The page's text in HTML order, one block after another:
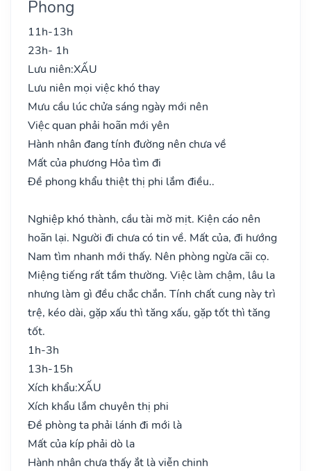
Phong
11h-13h
23h- 1h
Lưu niên:XẤU
Lưu niên mọi việc khó thay
Mưu cầu lúc chửa sáng ngày mới nên
Việc quan phải hoãn mới yên
Hành nhân đang tính đường nên chưa về
Mất của phương Hỏa tìm đi
Đề phong khẩu thiệt thị phi lắm điều..
Nghiệp khó thành, cầu tài mờ mịt. Kiện cáo nên
hoãn lại. Người đi chưa có tin về. Mất của, đi hướng
Nam tìm nhanh mới thấy. Nên phòng ngừa cãi cọ.
Miệng tiếng rất tầm thường. Việc làm chậm, lâu la
nhưng làm gì đều chắc chắn. Tính chất cung này trì
trệ, kéo dài, gặp xấu thì tăng xấu, gặp tốt thì tăng
tốt.
1h-3h
13h-15h
Xích khẩu:XẤU
Xích khẩu lắm chuyên thị phi
Đề phòng ta phải lánh đi mới là
Mất của kíp phải dò la
Hành nhân chưa thấy ắt là viễn chinh